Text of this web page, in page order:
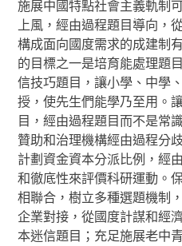
施展中國特點社會主義軌制
上風，經由過程題目導向，
構成面向國度需求的成建制
的目標之一是培育能處理題
信技巧題目，讓小學、中學
授，使先生們能學乃至用。
目，經由過程題目而不是常
贊助和治理機構經由過程分
計劃資金資本分派比例，經
和徹底性來評價科研運動。
相聯合，樹立多種選題機制
企業對接，從國度計謀和經
本迷信題目；充足施展老中